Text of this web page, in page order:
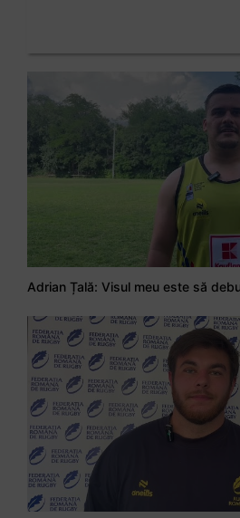
Adrian Țală: Visul meu este să